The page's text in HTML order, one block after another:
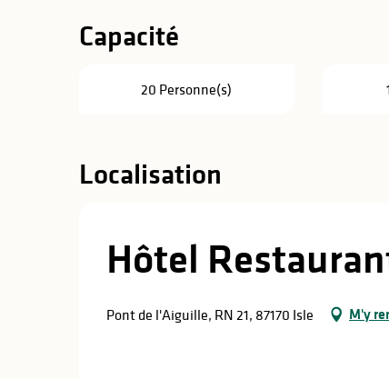
Capacité
20 Personne(s)
Localisation
Hôtel
Pont de l'Aiguille, RN 21, 87170 Isle M'y